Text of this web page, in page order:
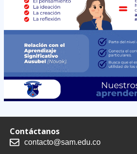
Contáctanos
contacto@sam.edu.co